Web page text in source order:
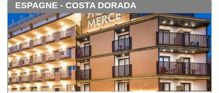
ESPAGNE - COSTA DORADA